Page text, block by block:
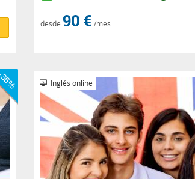
desde 90 € /mes
Inglés online